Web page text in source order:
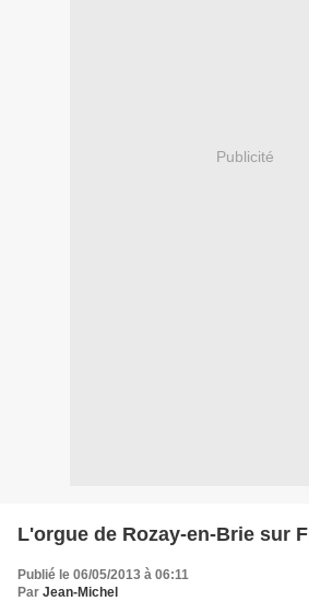
Publicité
L'orgue de Rozay-en-Brie sur
Publié le 06/05/2013 à 06:11
Par Jean-Michel